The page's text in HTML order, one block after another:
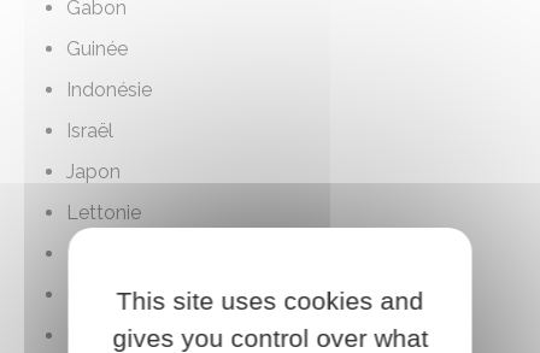
Gabon
Guinée
Indonésie
Israël
Japon
Lettonie
Maroc
Maurice
Mexique
This site uses cookies and
gives you control over what